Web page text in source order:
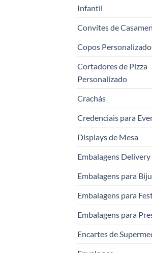
Infantil
Convites de
Copos
Cortadores de Pizza
Personalizado
Crachás
Credenciais para
Displays de Mesa
Embalagens Delivery
Embalagens para
Embalagens para
Embalagens para
Encartes de